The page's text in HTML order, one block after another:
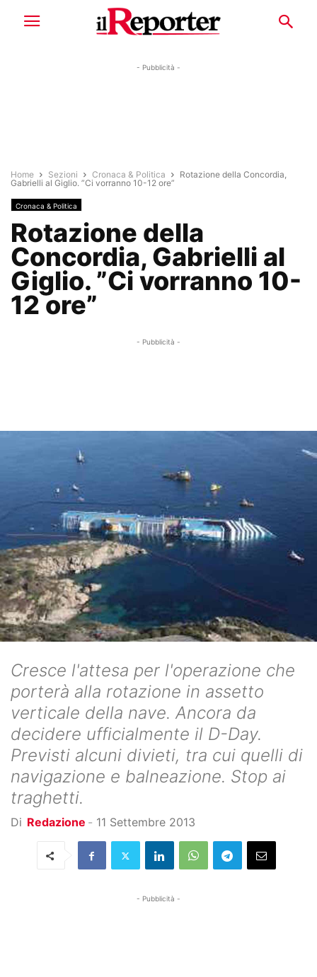
- Pubblicità -
Home Sezioni Cronaca & Politica
Rotazione della Concordia,
Gabrielli al Giglio. ”Ci vorranno 10-12 ore”
Cronaca & Politica
Rotazione della
Concordia, Gabrielli al
Giglio. ”Ci vorranno 10-
12 ore”
- Pubblicità -
Cresce l'attesa per l'operazione che
porterà alla rotazione in assetto
verticale della nave. Ancora da
decidere ufficialmente il D-Day.
Previsti alcuni divieti, tra cui quelli di
navigazione e balneazione. Stop ai
traghetti.
Di Redazione - 11 Settembre 2013
- Pubblicità -